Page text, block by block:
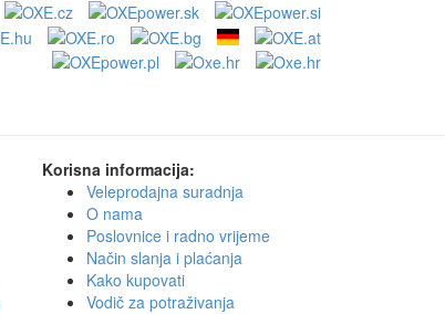
Korisna informacija:
Veleprodajna suradnja
O nama
Poslovnice i radno vrijeme
Način slanja i plaćanja
Kako kupovati
Vodič za potraživanja